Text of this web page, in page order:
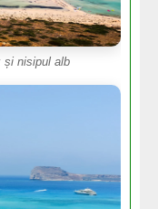
și nisipul alb